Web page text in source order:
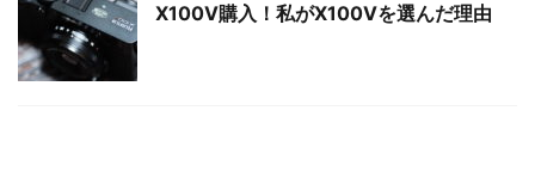
X100V購入！私がX100Vを選んだ理由